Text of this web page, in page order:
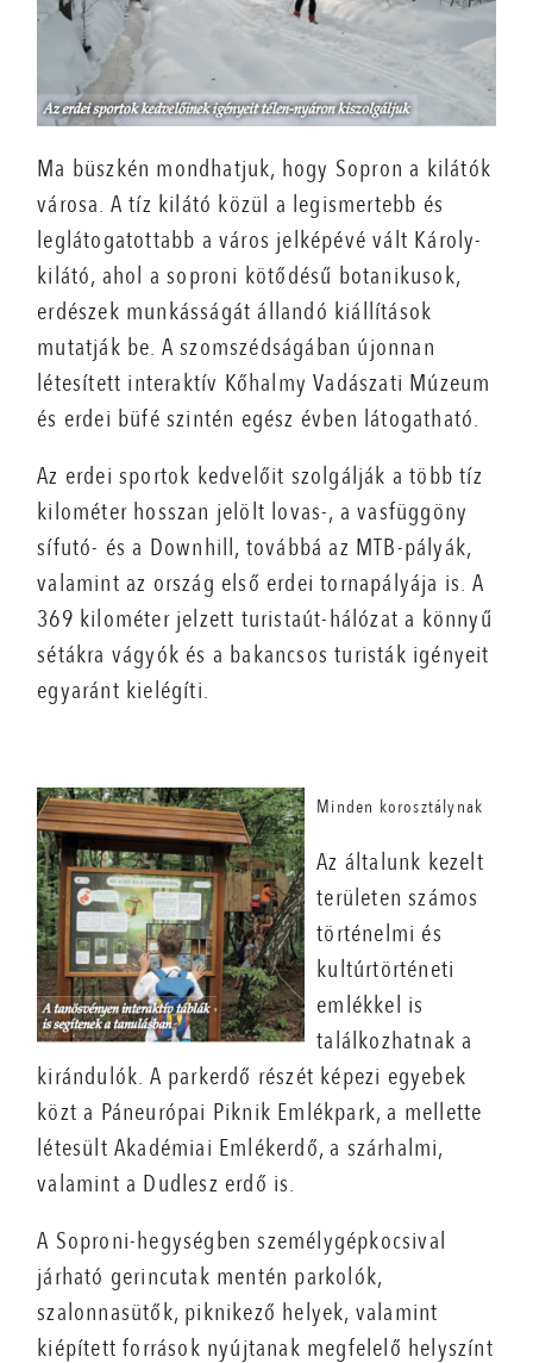
Ma büszkén mondhatjuk, hogy Sopron a kilátók
városa. A tíz kilátó közül a legismertebb és
leglátogatottabb a város jelképévé vált Károly-
kilátó, ahol a soproni kötődésű botanikusok,
erdészek munkásságát állandó kiállítások
mutatják be. A szomszédságában újonnan
létesített interaktív Kőhalmy Vadászati Múzeum
és erdei büfé szintén egész évben látogatható.
Az erdei sportok kedvelőit szolgálják a több tíz
kilométer hosszan jelölt lovas-, a vasfüggöny
sífutó- és a Downhill, továbbá az MTB-pályák,
valamint az ország első erdei tornapályája is. A
369 kilométer jelzett turistaút-hálózat a könnyű
sétákra vágyók és a bakancsos turisták igényeit
egyaránt kielégíti.
Minden korosztálynak
Az általunk kezelt
területen számos
történelmi és
kultúrtörténeti
emlékkel is
találkozhatnak a
kirándulók. A parkerdő részét képezi egyebek
közt a Páneurópai Piknik Emlékpark, a mellette
létesült Akadémiai Emlékerdő, a szárhalmi,
valamint a Dudlesz erdő is.
A Soproni-hegységben személygépkocsival
járható gerincutak mentén parkolók,
szalonnasütők, piknikező helyek, valamint
kiépített források nyújtanak megfelelő helyszínt